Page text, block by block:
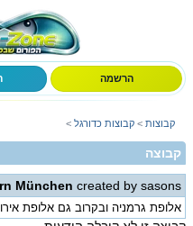
הרשמה
קבוצות > קבוצות כדורגל >
קבוצה
München created by sasons
אלופת גרמניה ובקרוב גם אלופת